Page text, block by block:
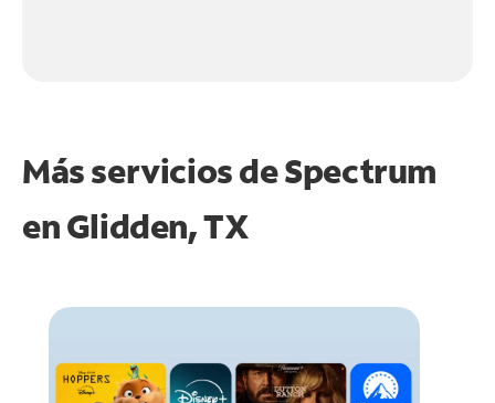
Más servicios de Spectrum
enGlidden, TX